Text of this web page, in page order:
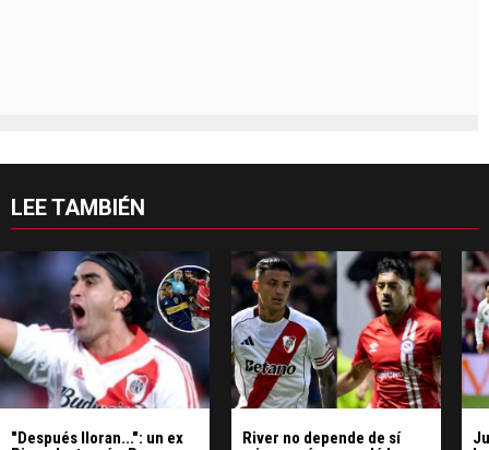
LEE TAMBIÉN
"Después lloran...": un ex
River no depende de sí